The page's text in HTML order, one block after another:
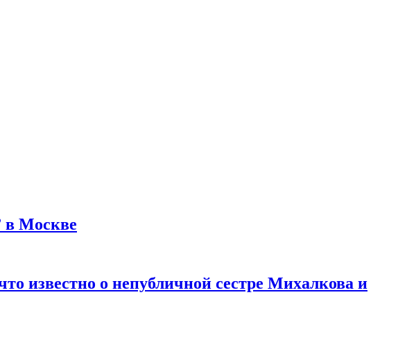
в Москве
известно о непубличной сестре Михалкова и